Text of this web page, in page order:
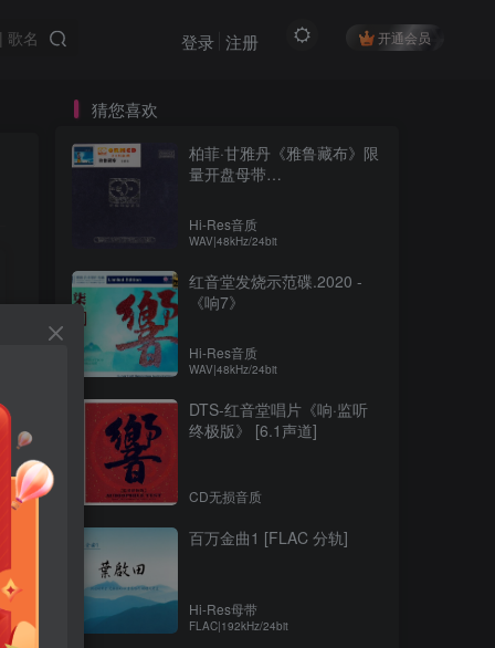
开通会员
登录 注册
猜您喜欢
柏菲·甘雅丹《雅鲁藏布》限
量开盘母带
Hi-Res音质
WAV|48kHz/24bit
红音堂发烧示范碟.2020 -
《响7》
Hi-Res音质
WAV|48kHz/24bit
DTS-红音堂唱片《响·监听
终极版》 [6.1声道]
CD无损音质
百万金曲1 [FLAC 分轨]
Hi-Res母带
FLAC|192kHz/24bit